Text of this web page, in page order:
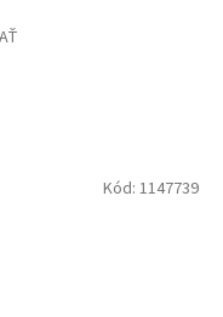
Kód: 1147739